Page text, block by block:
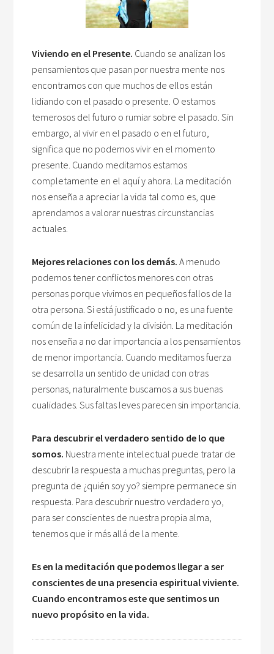
Viviendo en el Presente. Cuando se analizan los
pensamientos que pasan por nuestra mente nos
encontramos con que muchos de ellos están
lidiando con el pasado o presente. O estamos
temerosos del futuro o rumiar sobre el pasado. Sin
embargo, al vivir en el pasado o en el futuro,
significa que no podemos vivir en el momento
presente. Cuando meditamos estamos
completamente en el aquí y ahora. La meditación
nos enseña a apreciar la vida tal como es, que
aprendamos a valorar nuestras circunstancias
actuales.
Mejores relaciones con los demás. A menudo
podemos tener conflictos menores con otras
personas porque vivimos en pequeños fallos de la
otra persona. Si está justificado o no, es una fuente
común de la infelicidad y la división. La meditación
nos enseña a no dar importancia a los pensamientos
de menor importancia. Cuando meditamos fuerza
se desarrolla un sentido de unidad con otras
personas, naturalmente buscamos a sus buenas
cualidades. Sus faltas leves parecen sin importancia.
Para descubrir el verdadero sentido de lo que
somos. Nuestra mente intelectual puede tratar de
descubrir la respuesta a muchas preguntas, pero la
pregunta de ¿quién soy yo? siempre permanece sin
respuesta. Para descubrir nuestro verdadero yo,
para ser conscientes de nuestra propia alma,
tenemos que ir más allá de la mente.
Es en la meditación que podemos llegar a ser
conscientes de una presencia espiritual viviente.
Cuando encontramos este que sentimos un
nuevo propósito en la vida.